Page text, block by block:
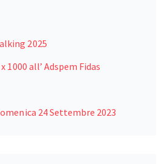
2025
1000 all’ Adspem Fidas
24 Settembre 2023